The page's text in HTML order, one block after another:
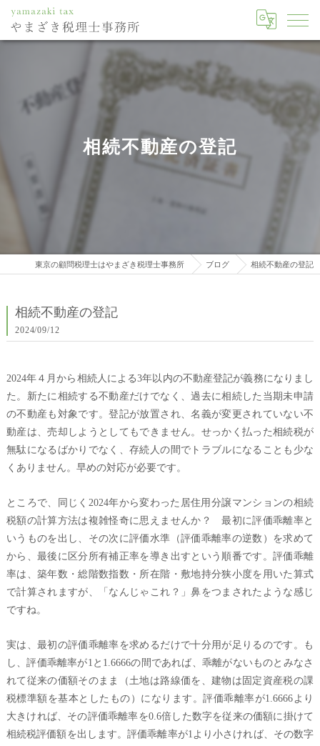
相続不動産の登記
東京の顧問税理士はやまざき税理士事務所 ブログ 相続不動産の登記
相続不動産の登記
2024/09/12
2024年４月から相続人による3年以内の不動産登記が義務になりまし
た。新たに相続する不動産だけでなく、過去に相続した当期未申請
の不動産も対象です。登記が放置され、名義が変更されていない不
動産は、売却しようとしてもできません。せっかく払った相続税が
無駄になるばかりでなく、存続人の間でトラブルになることも少な
くありません。早めの対応が必要です。
ところで、同じく2024年から変わった居住用分譲マンションの相続
税額の計算方法は複雑怪奇に思えませんか？ 最初に評価乖離率と
いうものを出し、その次に評価水準（評価乖離率の逆数）を求めて
から、最後に区分所有補正率を導き出すという順番です。評価乖離
率は、築年数・総階数指数・所在階・敷地持分狭小度を用いた算式
で計算されますが、「なんじゃこれ？」鼻をつまされたような感じ
ですね。
実は、最初の評価乖離率を求めるだけで十分用が足りるのです。も
し、評価乖離率が1と1.6666の間であれば、乖離がないものとみなさ
れて従来の価額そのまま（土地は路線価を、建物は固定資産税の課
税標準額を基本としたもの）になります。評価乖離率が1.6666より
大きければ、その評価乖離率を0.6倍した数字を従来の価額に掛けて
相続税評価額を出します。評価乖離率が1より小さければ、その数字